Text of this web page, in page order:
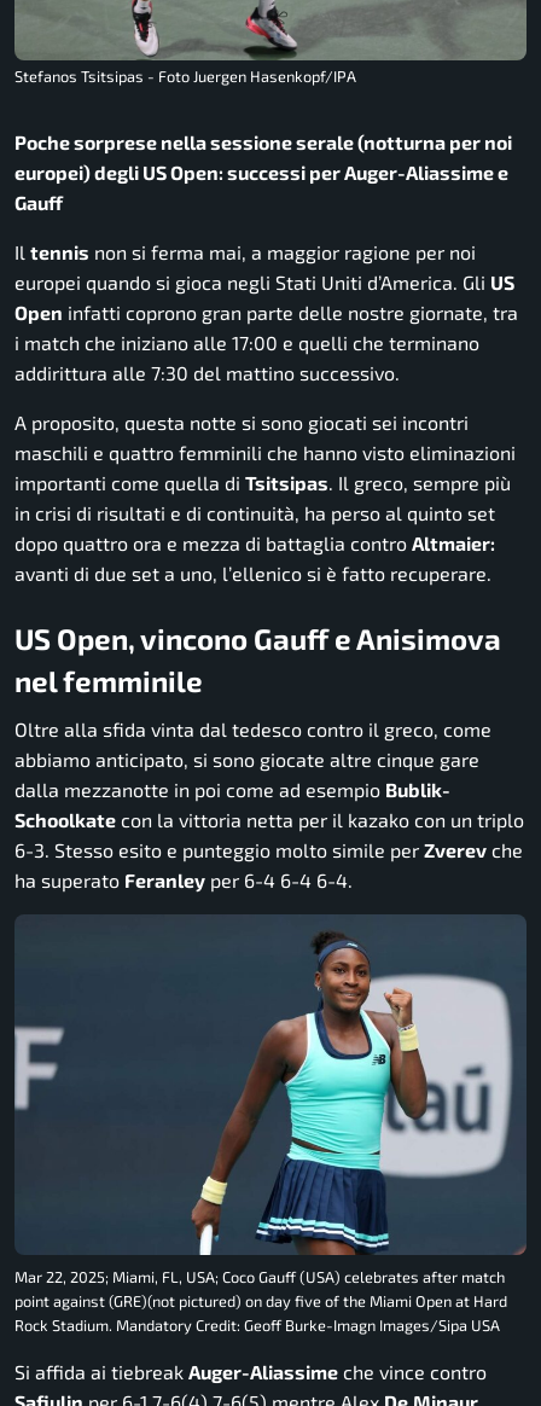
Stefanos Tsitsipas - Foto Juergen Hasenkopf/IPA
Poche sorprese nella sessione serale (notturna per noi
europei) degli US Open: successi per Auger-Aliassime e
Gauff
Il tennis non si ferma mai, a maggior ragione per noi
europei quando si gioca negli Stati Uniti d’America. Gli US
Open infatti coprono gran parte delle nostre giornate, tra
i match che iniziano alle 17:00 e quelli che terminano
addirittura alle 7:30 del mattino successivo.
A proposito, questa notte si sono giocati sei incontri
maschili e quattro femminili che hanno visto eliminazioni
importanti come quella di Tsitsipas. Il greco, sempre più
in crisi di risultati e di continuità, ha perso al quinto set
dopo quattro ora e mezza di battaglia contro Altmaier:
avanti di due set a uno, l’ellenico si è fatto recuperare.
US Open, vincono Gauff e Anisimova
nel femminile
Oltre alla sfida vinta dal tedesco contro il greco, come
abbiamo anticipato, si sono giocate altre cinque gare
dalla mezzanotte in poi come ad esempio Bublik-
Schoolkate con la vittoria netta per il kazako con un triplo
6-3. Stesso esito e punteggio molto simile per Zverev che
ha superato Feranley per 6-4 6-4 6-4.
Mar 22, 2025; Miami, FL, USA; Coco Gauff (USA) celebrates after match
point against (GRE)(not pictured) on day five of the Miami Open at Hard
Rock Stadium. Mandatory Credit: Geoff Burke-Imagn Images/Sipa USA
Si affida ai tiebreak Auger-Aliassime che vince contro